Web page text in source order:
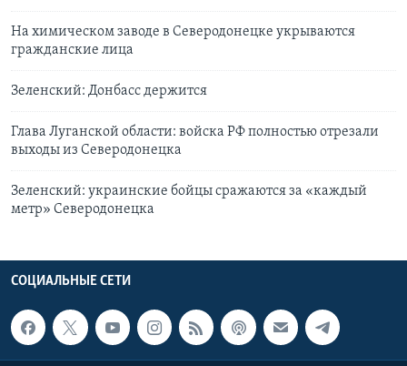
На химическом заводе в Северодонецке укрываются
гражданские лица
Зеленский: Донбасс держится
Глава Луганской области: войска РФ полностью отрезали
выходы из Северодонецка
Зеленский: украинские бойцы сражаются за «каждый
метр» Северодонецка
СОЦИАЛЬНЫЕ СЕТИ